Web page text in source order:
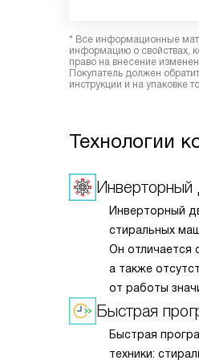
* Все информационные
информацию о свойствах,
право на внесение
Покупатель должен
инструкции и на упаковке
Технологии
Инверторный
Инверторный
стиральных
Он отличается
а также
от работы
такие
Быстрая
Быстрая
техники: